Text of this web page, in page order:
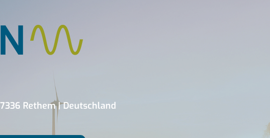
Rethem | Deutschland